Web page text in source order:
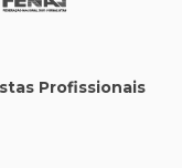
Profissionais